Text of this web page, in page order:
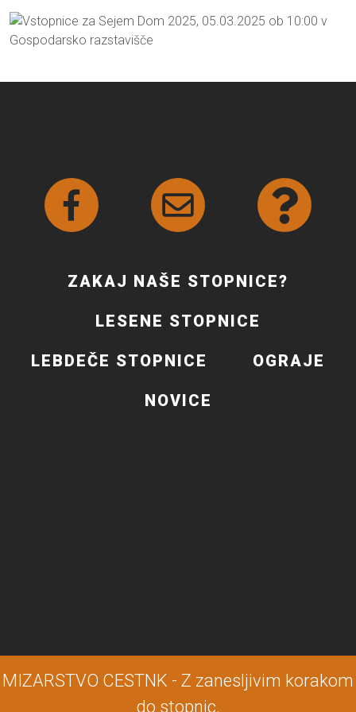
ZAKAJ NAŠE STOPNICE?
LESENE STOPNICE
LEBDEČE STOPNICE OGRAJE
NOVICE
MIZARSTVO CESTNK - Z zanesljivim korakom
do stopnic.